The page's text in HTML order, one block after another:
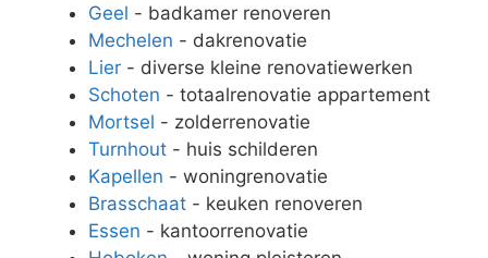
Geel - badkamer renoveren
Mechelen - dakrenovatie
Lier - diverse kleine renovatiewerken
Schoten - totaalrenovatie appartement
Mortsel - zolderrenovatie
Turnhout - huis schilderen
Kapellen - woningrenovatie
Brasschaat - keuken renoveren
Essen - kantoorrenovatie